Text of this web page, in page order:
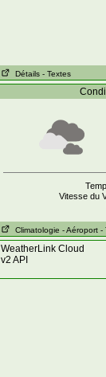
Détails - Textes
Vitesse du
Climatologie - Aéroport -
WeatherLink Cloud
v2 API